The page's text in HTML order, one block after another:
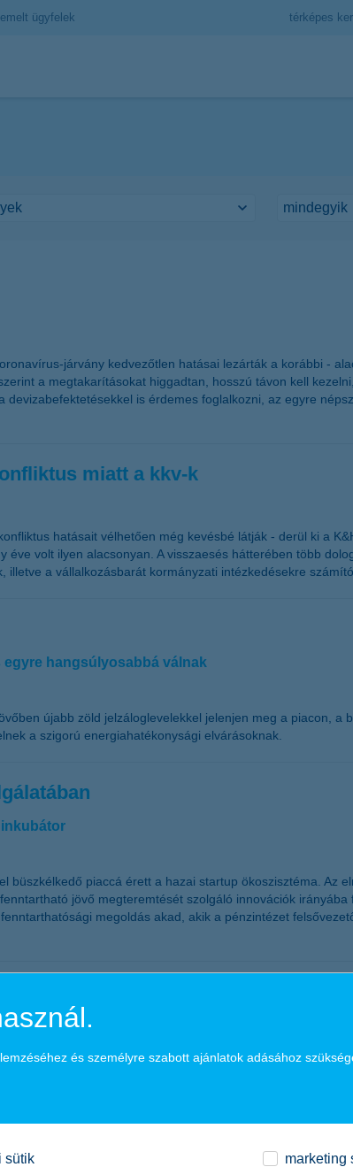
ügyfelek térképes
járvány kedvezőtlen hatásai lezárták a korábbi -
a megtakarításokat higgadtan, hosszú távon kell
is érdemes foglalkozni, az egyre
miatt a kkv-k
hatásait vélhetően még kevésbé látják - derül ki a
volt ilyen alacsonyan. A visszaesés hátterében több
a vállalkozásbarát kormányzati intézkedésekre
hangsúlyosabbá válnak
újabb zöld jelzáloglevelekkel jelenjen meg a piacon, a
a szigorú energiahatékonysági elvárásoknak.
piaccá érett a hazai startup ökoszisztéma. Az
jövő megteremtését szolgáló innovációk
megoldás akad, akik a pénzintézet
Üzleti ügyfelek divízió irányítását, valamint tagja lesz a
és személyre szabott ajánlatok adásához
sütik marketing